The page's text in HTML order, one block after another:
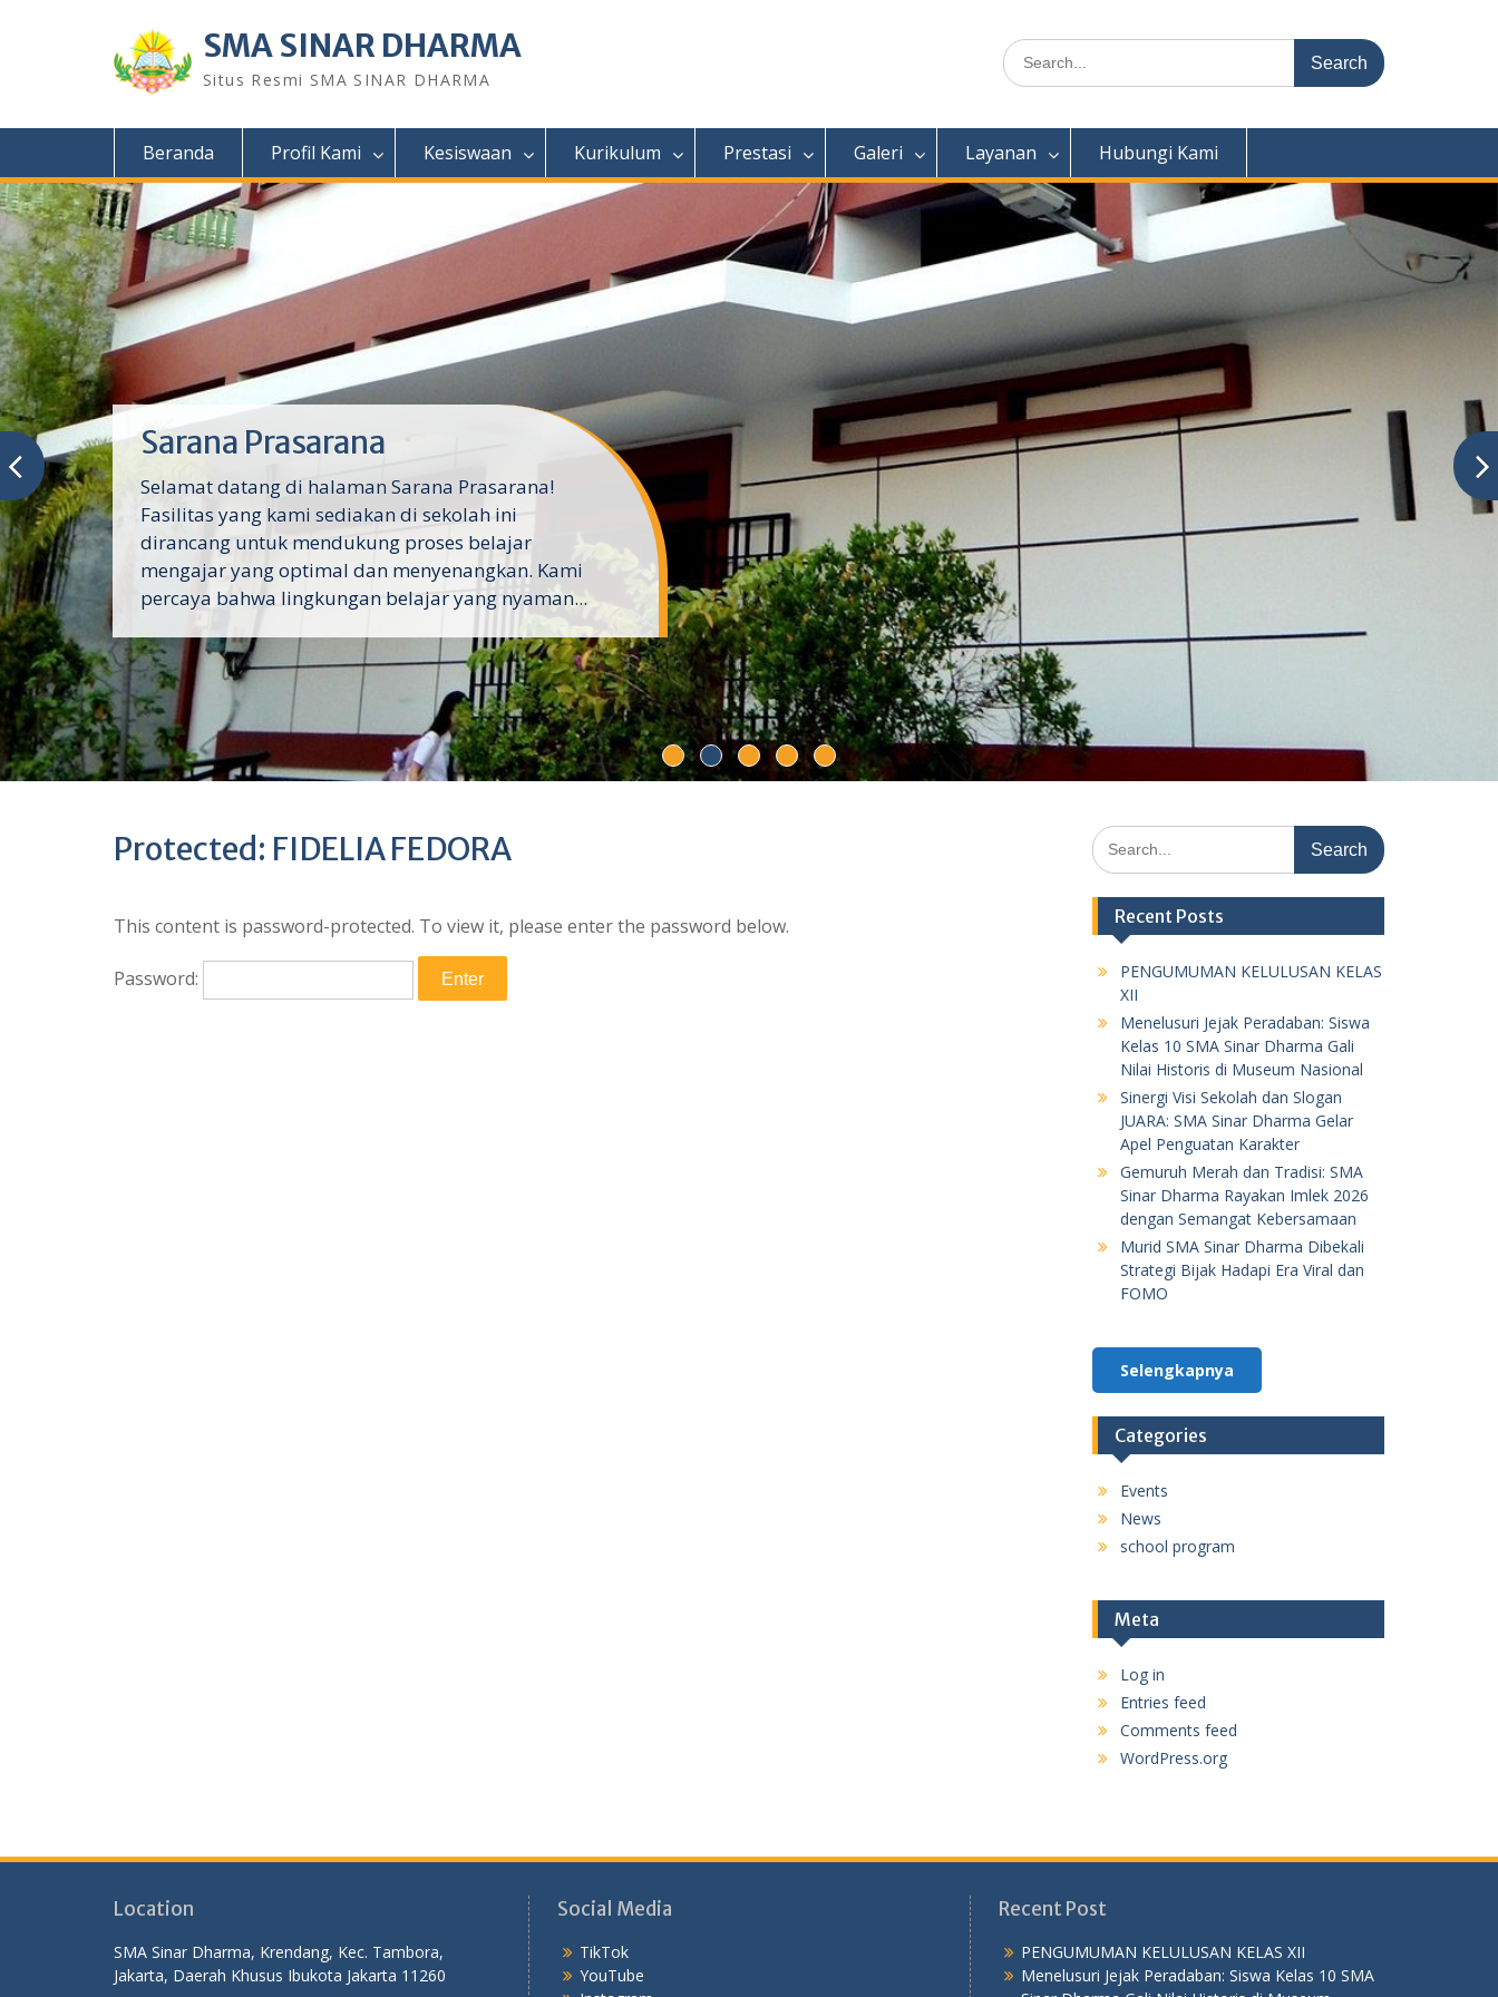
SMA SINAR DHARMA
Situs Resmi SMA SINAR DHARMA
Search
for:
Beranda Profil Kami Kesiswaan Kurikulum Prestasi Galeri Layanan Hubungi Kami
Sarana Prasarana
Selamat datang di halaman Sarana Prasarana!
Fasilitas yang kami sediakan di sekolah ini
dirancang untuk mendukung proses belajar
mengajar yang optimal dan menyenangkan. Kami
percaya bahwa lingkungan belajar yang nyaman...
Protected: FIDELIA FEDORA
This content is password-protected. To view it, please enter the password below.
Password:
Search
for:
Recent Posts
PENGUMUMAN KELULUSAN KELAS
XII
Menelusuri Jejak Peradaban: Siswa
Kelas 10 SMA Sinar Dharma Gali
Nilai Historis di Museum Nasional
Sinergi Visi Sekolah dan Slogan
JUARA: SMA Sinar Dharma Gelar
Apel Penguatan Karakter
Gemuruh Merah dan Tradisi: SMA
Sinar Dharma Rayakan Imlek 2026
dengan Semangat Kebersamaan
Murid SMA Sinar Dharma Dibekali
Strategi Bijak Hadapi Era Viral dan
FOMO
Selengkapnya
Categories
Events
News
school program
Meta
Log in
Entries feed
Comments feed
WordPress.org
Location
SMA Sinar Dharma, Krendang, Kec. Tambora,
Jakarta, Daerah Khusus Ibukota Jakarta 11260
Social Media
TikTok
YouTube
Recent Post
PENGUMUMAN KELULUSAN KELAS XII
Menelusuri Jejak Peradaban: Siswa Kelas 10 SMA